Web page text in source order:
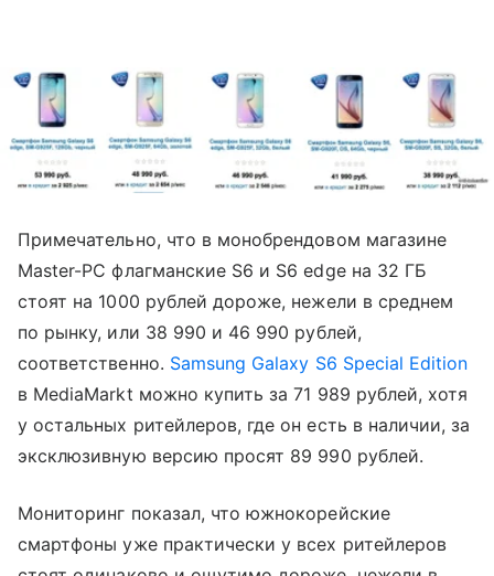
Примечательно, что в монобрендовом магазине
Master-PC флагманские S6 и S6 edge на 32 ГБ
стоят на 1000 рублей дороже, нежели в среднем
по рынку, или 38 990 и 46 990 рублей,
соответственно. Samsung Galaxy S6 Special Edition
в MediaMarkt можно купить за 71 989 рублей, хотя
у остальных ритейлеров, где он есть в наличии, за
эксклюзивную версию просят 89 990 рублей.
Мониторинг показал, что южнокорейские
смартфоны уже практически у всех ритейлеров